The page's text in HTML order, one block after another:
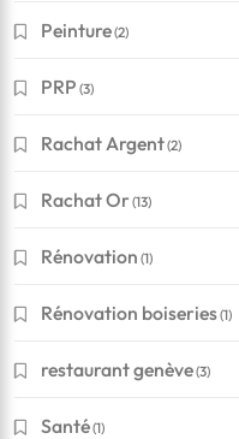
Peinture(2)
PRP (3)
Rachat Argent(2)
Rachat Or(13)
Rénovation (1)
Rénovation boiseries(1)
restaurant genève(3)
Santé(1)